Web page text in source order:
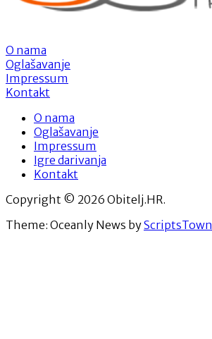
O nama
Oglašavanje
Impressum
Kontakt
O nama
Oglašavanje
Impressum
Igre darivanja
Kontakt
Copyright © 2026 Obitelj.HR.
Theme: Oceanly News byScriptsTown